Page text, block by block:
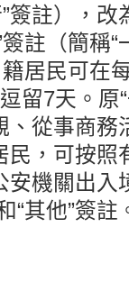
簽註），
簽註（簡稱
居民可在
留7天。原
、從事商務
民，可按照
安機關出入
“其他”簽註